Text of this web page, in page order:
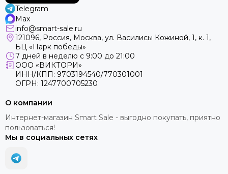
Telegram
Max
info@smart-sale.ru
121096, Россия, Москва, ул. Василисы Кожиной, 1, к. 1,
БЦ «Парк победы»
7 дней в неделю с 9:00 до 21:00
ООО «ВИКТОРИ»
ИНН/КПП: 9703194540/770301001
ОГРН: 1247700705230
О компании
Интернет-магазин Smart Sale - выгодно покупать, приятно
пользоваться!
Мы в социальных сетях